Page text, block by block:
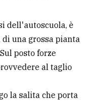
dell'autoscuola, è
una grossa pianta
posto forze
al taglio
la salita che porta